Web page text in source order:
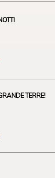
TERRE!